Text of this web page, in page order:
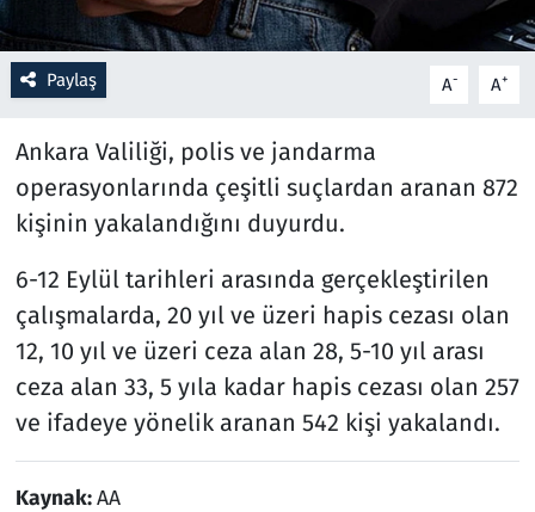
Paylaş A- A+
Ankara Valiliği, polis ve jandarma
operasyonlarında çeşitli suçlardan aranan 872
kişinin yakalandığını duyurdu.
6-12 Eylül tarihleri arasında gerçekleştirilen
çalışmalarda, 20 yıl ve üzeri hapis cezası olan
12, 10 yıl ve üzeri ceza alan 28, 5-10 yıl arası
ceza alan 33, 5 yıla kadar hapis cezası olan 257
ve ifadeye yönelik aranan 542 kişi yakalandı.
Kaynak:AA
Rüya Tabirleri
Sağlık
Savunma Sanayi
Seçim 2023
Teknoloji ve Bilim
Televizyon